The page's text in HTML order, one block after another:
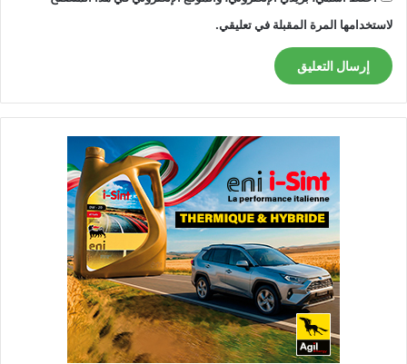
لاستخدامها المرة المقبلة في تعليقي.